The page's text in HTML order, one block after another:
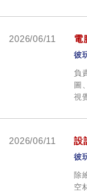
2026/06/11 電
彼
負
圖
視
2026/06/11 設
彼
除
空